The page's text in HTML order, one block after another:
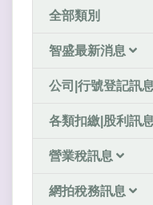
全部類別
智盛最新消息
公司|行號登記訊息
各類扣繳|股利訊息
營業稅訊息
網拍稅務訊息